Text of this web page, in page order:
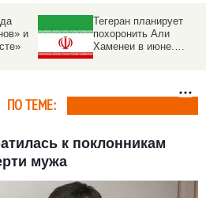
Из жизни ушел
известный
новосибирский
ПО ТЕМЕ:
к поклонникам
мужа